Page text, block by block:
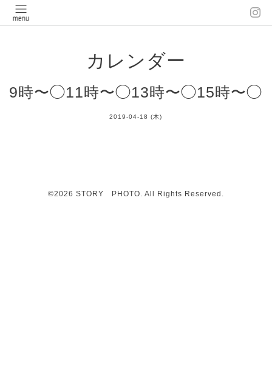
カレンダー
9時〜◯11時〜◯13時〜◯15時〜◯
2019-04-18 (木)
©2026 STORY PHOTO. All Rights Reserved.